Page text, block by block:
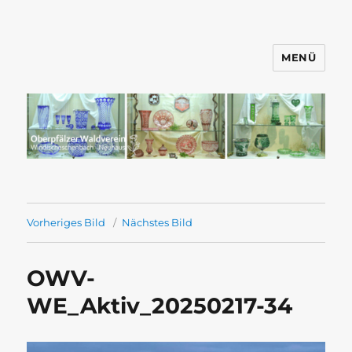
Windischeschenbach-Neuhaus
MENÜ
Vorheriges Bild Nächstes Bild
OWV-
WE_Aktiv_20250217-34